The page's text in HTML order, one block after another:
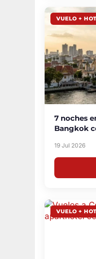
VUELO +
7 noches
Bangkok
19 Jul 2026
VUELO +